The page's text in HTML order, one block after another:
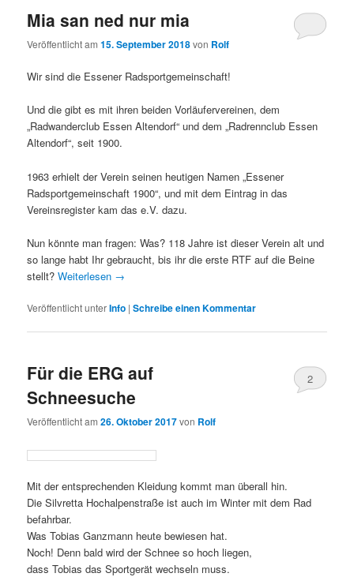
Mia san ned nur mia
Veröffentlicht am15. September 2018von Rolf
Wir sind die Essener Radsportgemeinschaft!
Und die gibt es mit ihren beiden Vorläufervereinen, dem
„Radwanderclub Essen Altendorf“ und dem „Radrennclub Essen
Altendorf“, seit 1900.
1963 erhielt der Verein seinen heutigen Namen „Essener
Radsportgemeinschaft 1900“, und mit dem Eintrag in das
Vereinsregister kam das e.V. dazu.
Nun könnte man fragen: Was? 118 Jahre ist dieser Verein alt und
so lange habt Ihr gebraucht, bis ihr die erste RTF auf die Beine
stellt?Weiterlesen →
Veröffentlicht unterInfo |Schreibe einen Kommentar
Für die ERG auf
Schneesuche
Veröffentlicht am26. Oktober 2017von Rolf
2
Mit der entsprechenden Kleidung kommt man überall hin.
Die Silvretta Hochalpenstraße ist auch im Winter mit dem Rad
befahrbar.
Was Tobias Ganzmann heute bewiesen hat.
Noch! Denn bald wird der Schnee so hoch liegen,
dass Tobias das Sportgerät wechseln muss.